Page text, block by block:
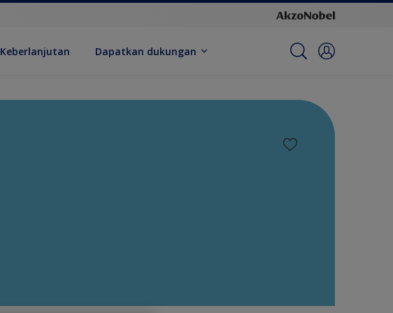
Keberlanjutan Dapatkan dukungan